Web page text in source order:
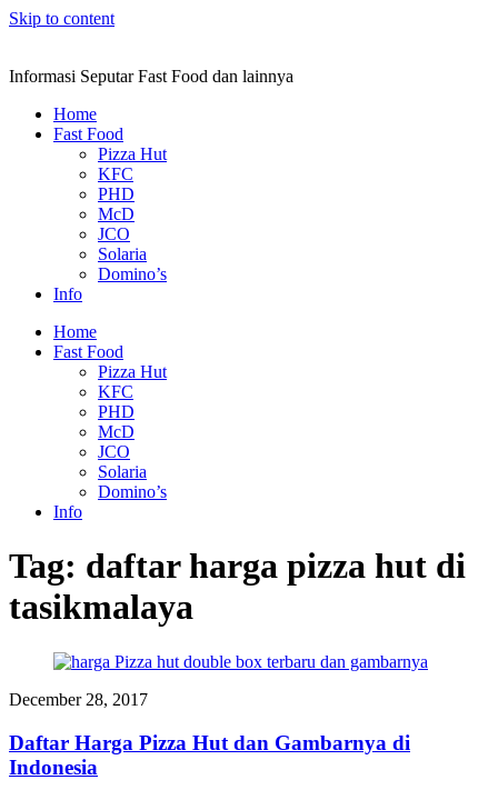
Skip to content
Informasi Seputar Fast Food dan lainnya
Home
Fast Food
Pizza Hut
KFC
PHD
McD
JCO
Solaria
Domino’s
Info
Home
Fast Food
Pizza Hut
KFC
PHD
McD
JCO
Solaria
Domino’s
Info
Tag: daftar harga pizza hut di
tasikmalaya
December 28, 2017
Daftar Harga Pizza Hut dan Gambarnya di
Indonesia